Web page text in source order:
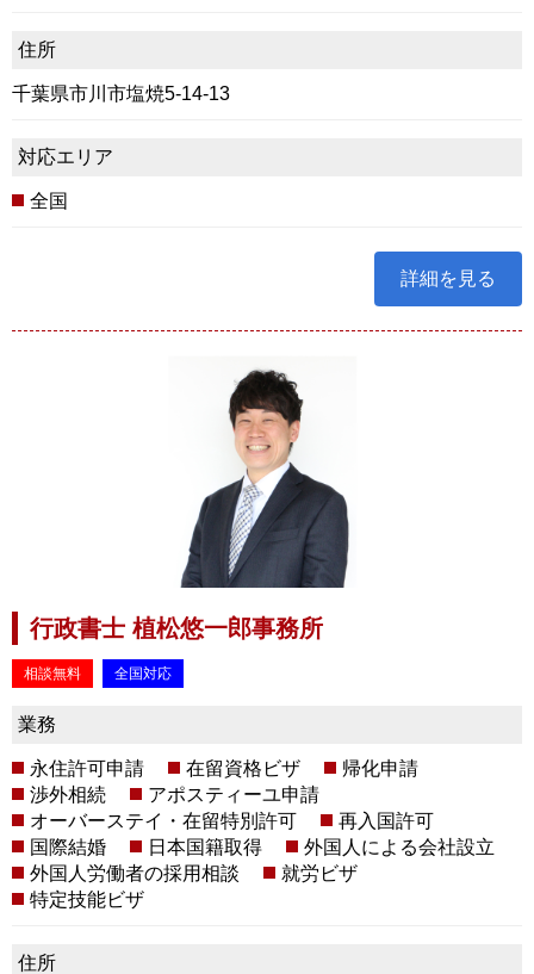
住所
千葉県市川市塩焼5-14-13
対応エリア
全国
詳細を見る
行政書士 植松悠一郎事務所
相談無料 全国対応
業務
永住許可申請 在留資格ビザ
帰化申請
渉外相続
アポスティーユ申請
オーバーステイ・在留特別許可
再入国許可
国際結婚
日本国籍取得
外国人による会社設立
外国人労働者の採用相談
就労ビザ
特定技能ビザ
住所